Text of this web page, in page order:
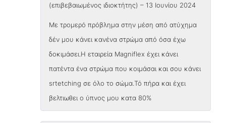
με5από 5
(επιβεβαιωμένος ιδιοκτήτης) – 13 Ιουνίου 2024
Με τρομερό πρόβλημα στην μέση από ατύχημα
δέν μου κάνει κανένα στρώμα από όσα έχω
δοκιμάσει.Η εταιρεία Magniflex έχει κάνει
πατέντα ένα στρώμα που κοιμάσαι και σου κάνει
srtetching σε όλο το σώμα.Τό πήρα και έχει
βελτιωθει ο ύπνος μου κατα 80%